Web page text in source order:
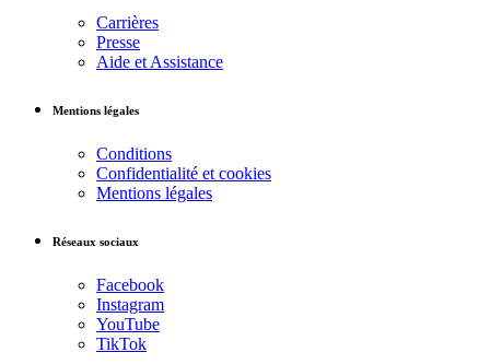
Carrières
Presse
Aide et Assistance
Mentions légales
Conditions
Confidentialité et cookies
Mentions légales
Réseaux sociaux
Facebook
Instagram
YouTube
TikTok